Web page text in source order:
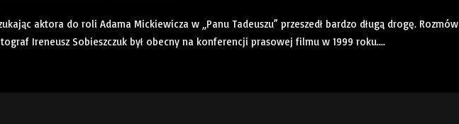
aktora do roli Adama Mickiewicza w „Panu Tadeuszu” przeszedł bardzo długą drogę.
Ireneusz Sobieszczuk był obecny na konferencji prasowej filmu w 1999 roku....